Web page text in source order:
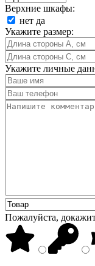
Верхние шкафы:
нет да
Укажите размер:
Укажите личные
Пожалуйста,